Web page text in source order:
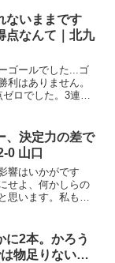
合、勝利なしとい
ないままです
点なんて｜北九
ゴールでした...ゴ
利はありません。
ロでした。3連勝
開始！ですね。群
、決定力の差で
0 山口
響はいかがです
せよ、何かしらの
思います。私もス
んですよ．．．最
．...
に2本。かろう
は物足りない…